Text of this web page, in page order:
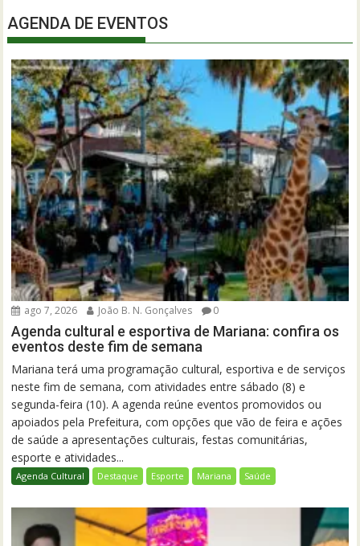
AGENDA DE EVENTOS
ago 7, 2026 João B. N. Gonçalves 0
Agenda cultural e esportiva de Mariana: confira os
eventos deste fim de semana
Mariana terá uma programação cultural, esportiva e de serviços
neste fim de semana, com atividades entre sábado (8) e
segunda-feira (10). A agenda reúne eventos promovidos ou
apoiados pela Prefeitura, com opções que vão de feira e ações
de saúde a apresentações culturais, festas comunitárias,
esporte e atividades...
Agenda Cultural Destaque Esporte Mariana Saúde